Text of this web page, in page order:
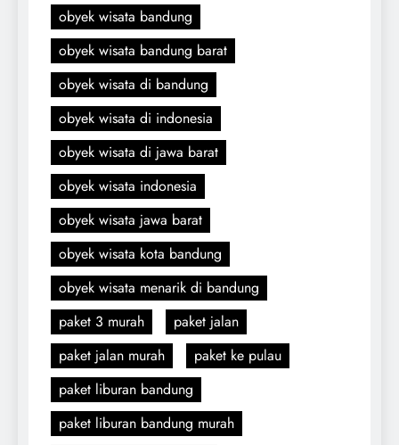
obyek wisata bandung
obyek wisata bandung barat
obyek wisata di bandung
obyek wisata di indonesia
obyek wisata di jawa barat
obyek wisata indonesia
obyek wisata jawa barat
obyek wisata kota bandung
obyek wisata menarik di bandung
paket 3 murah
paket jalan
paket jalan murah
paket ke pulau
paket liburan bandung
paket liburan bandung murah